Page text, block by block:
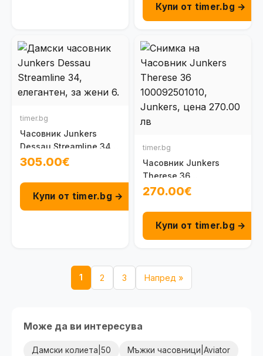
Купи от timer.bg →
timer.bg
Часовник Junkers
Dessau Streamline 34
100096201031
305.00€
Купи от timer.bg →
timer.bg
Часовник Junkers
Therese 36
100092501010
270.00€
Купи от timer.bg →
1 2 3 Напред »
Може да ви интересува
Дамски колиета|50 Мъжки часовници|Aviator